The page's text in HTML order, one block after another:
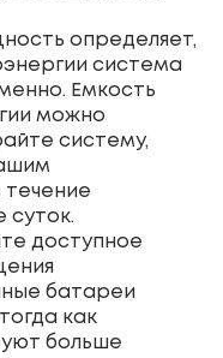
определяет,
система
Емкость
можно
систему,
течение
суток.
доступное
батареи
как
больше